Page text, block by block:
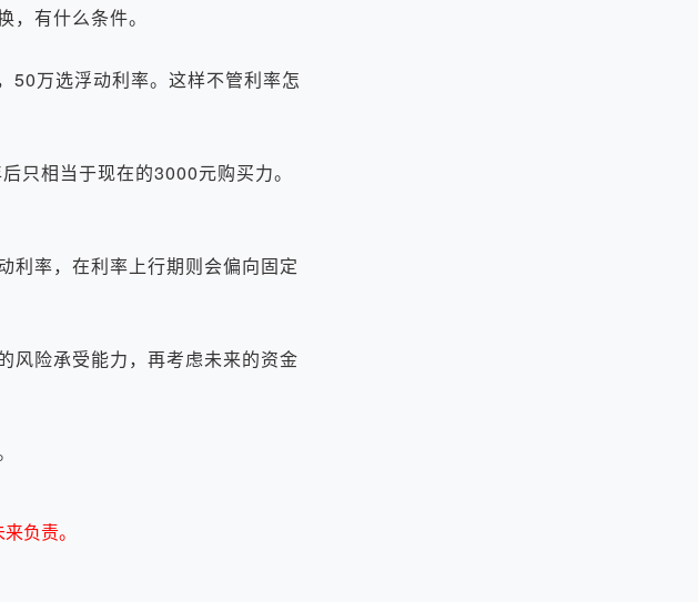
有什么条件。
万选浮动利率。这样不管利率怎
相当于现在的3000元购买力。
率，在利率上行期则会偏向固定
险承受能力，再考虑未来的资金
负责。